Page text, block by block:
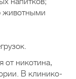
животными
от никотина,
В клинико-